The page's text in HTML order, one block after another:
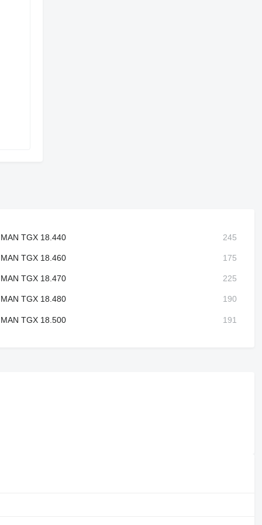
MAN TGX 18.440
MAN TGX 18.460
MAN TGX 18.470
MAN TGX 18.480
MAN TGX 18.500